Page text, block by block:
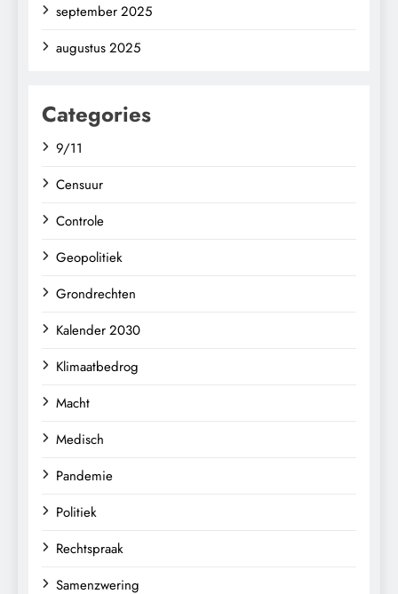
september 2025
augustus 2025
Categories
9/11
Censuur
Controle
Geopolitiek
Grondrechten
Kalender 2030
Klimaatbedrog
Macht
Medisch
Pandemie
Politiek
Rechtspraak
Samenzwering